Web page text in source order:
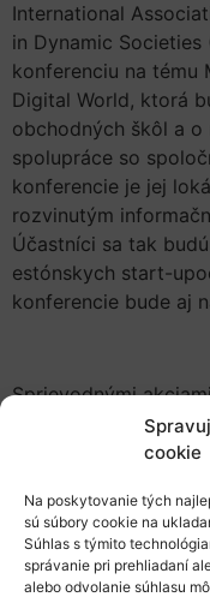
cookie
Na poskytovanie tých
sú súbory cookie na
Súhlas s týmito
správanie pri prehliadaní
alebo odvolanie súhlasu
International
in Dynamic Societies
konferenciu na tému
Digital World, ktorá
obchodných škôl a o
spolupráce so
konferencie je jej
rozvinutým
Účastníci sa tak
estónskych start-
konferencie bude aj
Sprievodnými
stretnutia dekanov,
udeľovanie cien
Viac informácií
júla.